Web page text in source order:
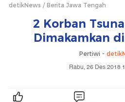
detikNews Berita Jawa Tengah
2 Korban
Dimakamkan
Pertiwi -
Rabu, 26 Des 2018